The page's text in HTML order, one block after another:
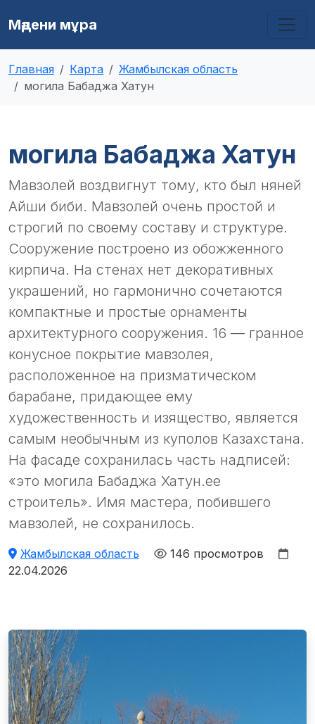
Мәдени мұра
Главная Карта
Жамбылская область
могила Бабаджа Хатун
могила Бабаджа Хатун
Мавзолей воздвигнут тому, кто был няней
Айши биби. Мавзолей очень простой и
строгий по своему составу и структуре.
Сооружение построено из обожженного
кирпича. На стенах нет декоративных
украшений, но гармонично сочетаются
компактные и простые орнаменты
архитектурного сооружения. 16 — гранное
конусное покрытие мавзолея,
расположенное на призматическом
барабане, придающее ему
художественность и изящество, является
самым необычным из куполов Казахстана.
На фасаде сохранилась часть надписей:
«это могила Бабаджа Хатун.ее
строитель». Имя мастера, побившего
мавзолей, не сохранилось.
Жамбылская область
146 просмотров
22.04.2026